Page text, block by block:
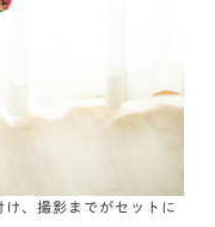
、撮影までがセットに